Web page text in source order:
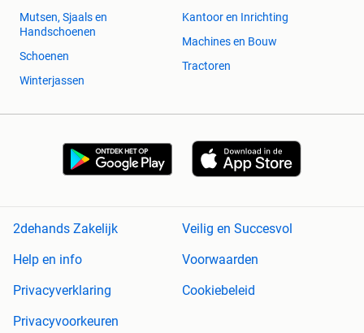
Mutsen, Sjaals en
Handschoenen
Schoenen
Winterjassen
Kantoor en Inrichting
Machines en Bouw
Tractoren
2dehands Zakelijk
Veilig en Succesvol
Help en info
Voorwaarden
Privacyverklaring
Cookiebeleid
Privacyvoorkeuren